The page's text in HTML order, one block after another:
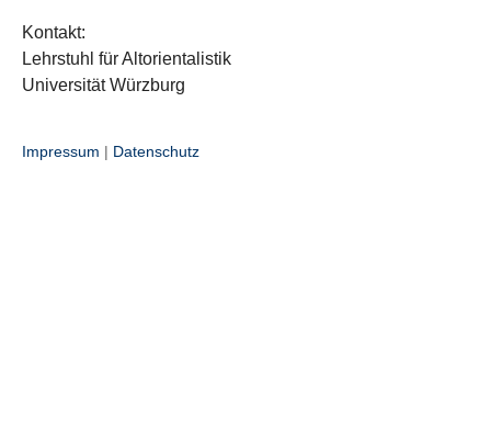
Kontakt:
Lehrstuhl für Altorientalistik
Universität Würzburg
Impressum | Datenschutz